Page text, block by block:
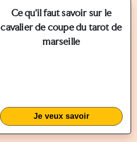
Ce qu'il faut savoir sur le
cavalier de coupe du tarot de
marseille
Je veux savoir